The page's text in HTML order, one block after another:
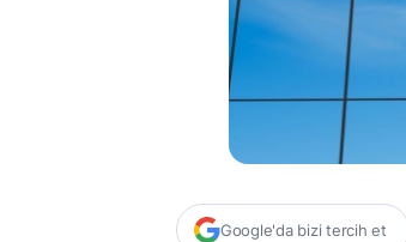
Google'da bizi tercih et